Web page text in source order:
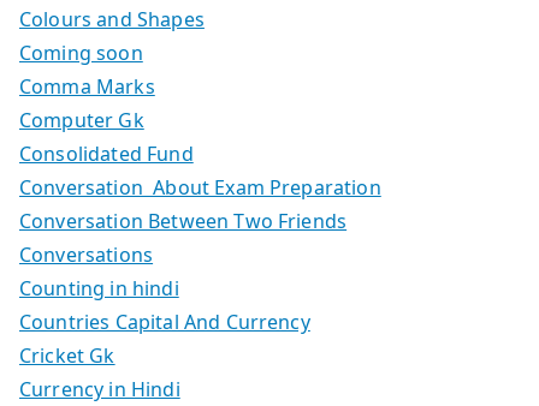
Colours and Shapes
Coming soon
Comma Marks
Computer Gk
Consolidated Fund
Conversation About Exam Preparation
Conversation Between Two Friends
Conversations
Counting in hindi
Countries Capital And Currency
Cricket Gk
Currency in Hindi